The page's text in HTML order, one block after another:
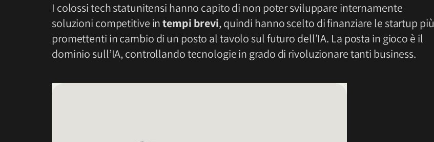
I colossi tech statunitensi hanno capito di non poter sviluppare internamente
soluzioni competitive intempi brevi, quindi hanno scelto di finanziare le startup più
promettenti in cambio di un posto al tavolo sul futuro dell’IA. La posta in gioco è il
dominio sull’IA, controllando tecnologie in grado di rivoluzionare tanti business.